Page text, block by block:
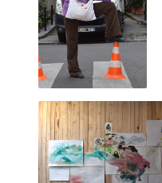
2023 mars
2023 février
2023 janvier
2022 décembre
2022 novembre